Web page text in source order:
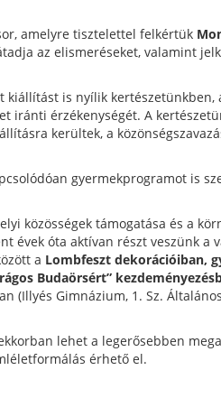
amelyre tisztelettel felkértük
az elismeréseket, valamint
kiállítást is nyílik kertészetünkben,
iránti érzékenységét. A
kerültek, a
gyermekprogramot is
közösségek támogatása és a
évek óta aktívan részt veszünk a
a Lombfeszt dekorációiban,
Budaörsért”
(Illyés Gimnázium, 1. Sz.
lehet a legerősebben
érhető el.